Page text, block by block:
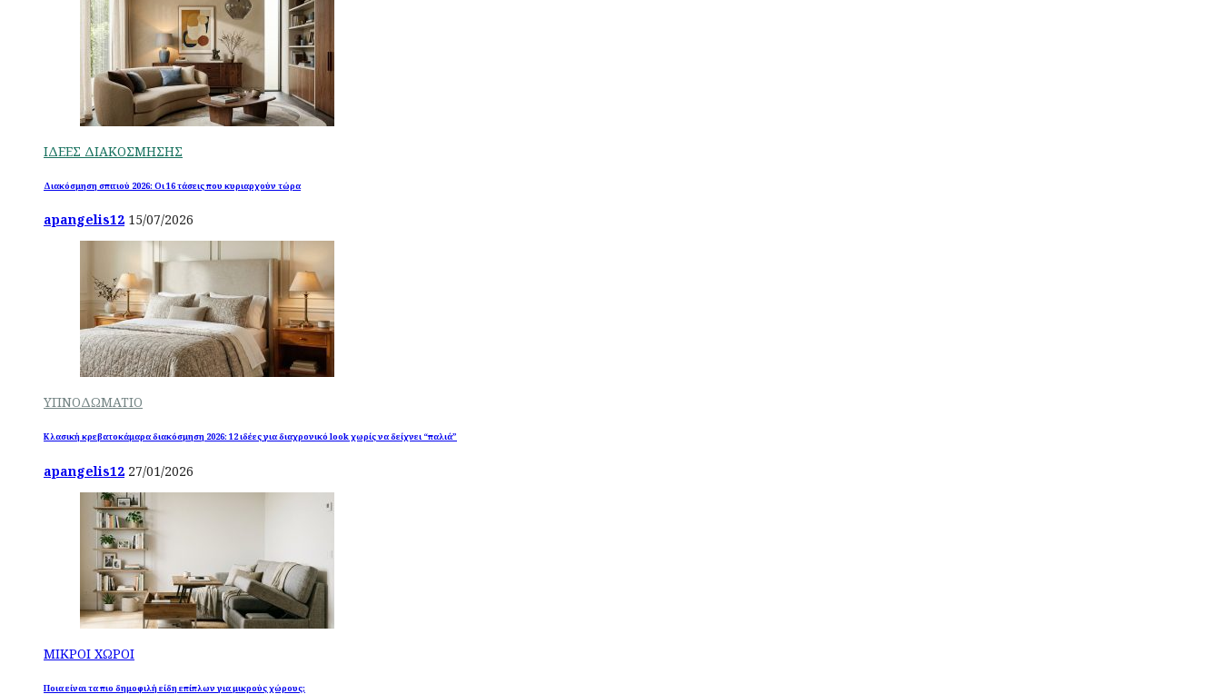
ΙΔΕΕΣ ΔΙΑΚΟΣΜΗΣΗΣ
Διακόσμηση σπιτιού 2026: Οι 16 τάσεις που κυριαρχούν τώρα
apangelis12 15/07/2026
ΥΠΝΟΔΩΜΑΤΙΟ
Κλασική κρεβατοκάμαρα διακόσμηση 2026: 12 ιδέες για διαχρονικό look χωρίς να δείχνει “παλιά”
apangelis12 27/01/2026
ΜΙΚΡΟΙ ΧΩΡΟΙ
Ποια είναι τα πιο δημοφιλή είδη επίπλων για μικρούς χώρους;